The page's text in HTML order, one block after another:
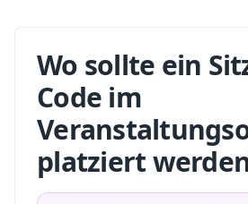
Wo sollte ein
Code im
platziert